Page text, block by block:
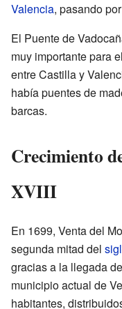
Valencia, pasando
El Puente de
muy importante para
entre Castilla y
había puentes de
barcas.
Crecimiento
XVIII
En 1699, Venta del
segunda mitad del
gracias a la llegada
municipio actual de
habitantes,